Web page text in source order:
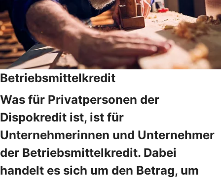
Betriebsmittelkredit
Was für Privatpersonen der
Dispokredit ist, ist für
Unternehmerinnen und Unternehmer
der Betriebsmittelkredit. Dabei
handelt es sich um den Betrag, um